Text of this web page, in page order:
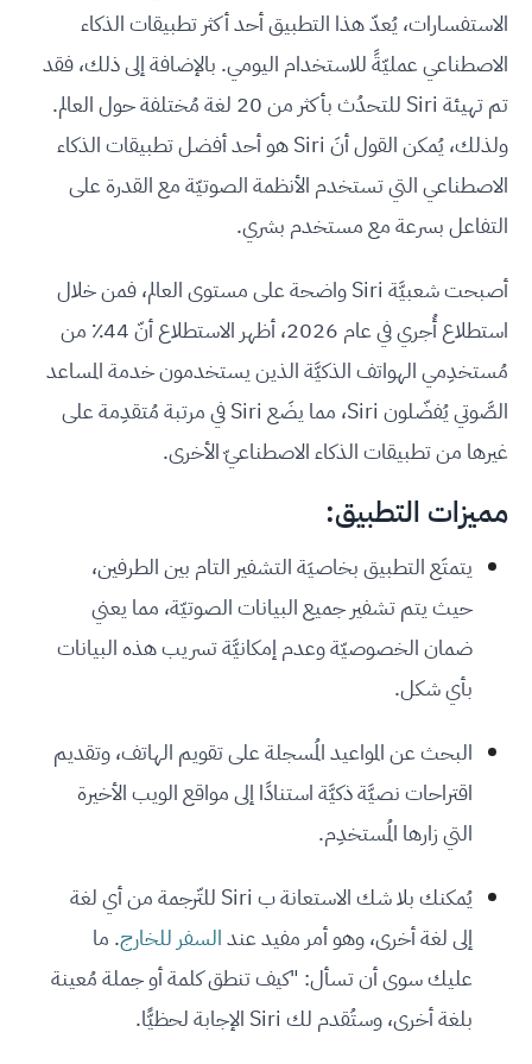
الاستفسارات، يُعدّ هذا التطبيق أحد أكثر تطبيقات الذكاء
الاصطناعي عمليّةً للاستخدام اليومي. بالإضافة إلى ذلك، فقد
تم تهيئة Siri للتحدُث بأكثر من 20 لغة مُختلفة حول العالم.
ولذلك، يُمكن القول أنَ Siri هو أحد أفضل تطبيقات الذكاء
الاصطناعي التي تستخدم الأنظمة الصوتيّة مع القدرة على
التفاعل بسرعة مع مستخدم بشري.
أصبحت شعبيَّة Siri واضحة على مستوى العالم، فمن خلال
استطلاع أُجري في عام 2026، أظهر الاستطلاع أنّ 44٪ من
مُستخدِمي الهواتف الذكيَّة الذين يستخدمون خدمة المساعد
الصَّوتي يُفضّلون Siri، مما يضَع Siri في مرتبة مُتقدِمة على
غيرها من تطبيقات الذكاء الاصطناعيّ الأخرى.
مميزات التطبيق:
يتمتَع التطبيق بخاصيَة التشفير التام بين الطرفين،
حيث يتم تشفير جميع البيانات الصوتيّة، مما يعني
ضمان الخصوصيّة وعدم إمكانيَّة تسريب هذه البيانات
بأي شكل.
البحث عن المواعيد المُسجلة على تقويم الهاتف، وتقديم
اقتراحات نصيَّة ذكيَّة استنادًا إلى مواقع الويب الأخيرة
التي زارها المُستخدِم.
يُمكنك بلا شك الاستعانة ب Siri للتّرجمة من أي لغة
إلى لغة أخرى، وهو أمر مفيد عندالسفر للخارج. ما
عليك سوى أن تسأل: "كيف تنطق كلمة أو جملة مُعينة
بلغة أخرى، وستُقدم لك Siri الإجابة لحظيًّا.